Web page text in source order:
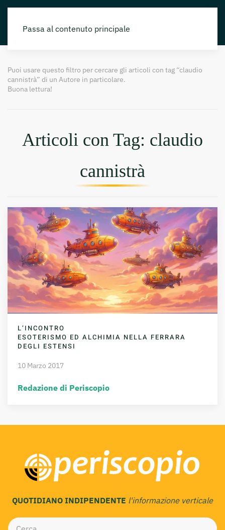
Passa al contenuto principale
Puoi usare questo filtro per cercare gli articoli con tag “claudio
cannistrà” di un Autore in particolare.
Buona lettura!
Articoli con Tag: claudio
cannistrà
L’INCONTRO
ESOTERISMO ED ALCHIMIA NELLA FERRARA
DEGLI ESTENSI
10 Marzo 2017
Redazione di Periscopio
QUOTIDIANO INDIPENDENTE l'informazione verticale